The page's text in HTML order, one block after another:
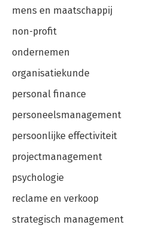
mens en maatschappij
non-profit
ondernemen
organisatiekunde
personal finance
personeelsmanagement
persoonlijke effectiviteit
projectmanagement
psychologie
reclame en verkoop
strategisch management